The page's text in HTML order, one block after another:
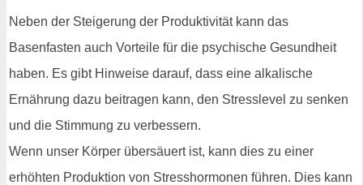
Neben der Steigerung der Produktivität kann das
Basenfasten auch Vorteile für die psychische Gesundheit
haben. Es gibt Hinweise darauf, dass eine alkalische
Ernährung dazu beitragen kann, den Stresslevel zu senken
und die Stimmung zu verbessern.
Wenn unser Körper übersäuert ist, kann dies zu einer
erhöhten Produktion von Stresshormonen führen. Dies kann